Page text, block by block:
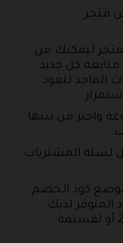
متجر
ليمكنك من
كل جديد
الماجد للعود
واختر من بينها
لسلة المشتريات
كود الخصم
لديك
سواء لكوبون خصم الماجد للعود 2026 أو لقسيمة